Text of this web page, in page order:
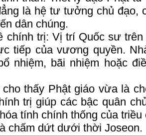
là hệ tư tưởng chủ đạo,
dân chúng.
chính trị: Vị trí Quốc sư
tiếp của vương quyền.
nhiệm, bãi nhiệm hoặc
cho thấy Phật giáo vừa là
trị giúp các bậc quân
tính chính thống của triều
chấm dứt dưới thời Joseon.